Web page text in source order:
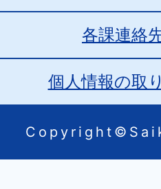
各課連絡
個人情報の取